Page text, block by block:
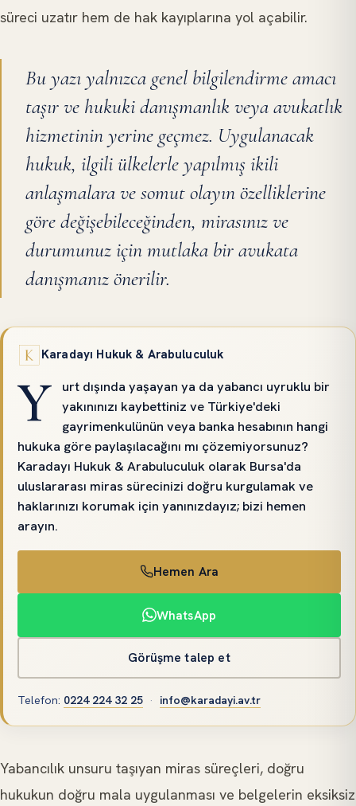
süreci uzatır hem de hak kayıplarına yol açabilir.
Bu yazı yalnızca genel bilgilendirme amacı
taşır ve hukuki danışmanlık veya avukatlık
hizmetinin yerine geçmez. Uygulanacak
hukuk, ilgili ülkelerle yapılmış ikili
anlaşmalara ve somut olayın özelliklerine
göre değişebileceğinden, mirasınız ve
durumunuz için mutlaka bir avukata
danışmanız önerilir.
Karadayı Hukuk & Arabuluculuk
Y
urt dışında yaşayan ya da yabancı uyruklu bir
yakınınızı kaybettiniz ve Türkiye'deki
gayrimenkulünün veya banka hesabının hangi
hukuka göre paylaşılacağını mı çözemiyorsunuz?
Karadayı Hukuk & Arabuluculuk olarak Bursa'da
uluslararası miras sürecinizi doğru kurgulamak ve
haklarınızı korumak için yanınızdayız; bizi hemen
arayın.
Hemen Ara
WhatsApp
Görüşme talep et
Telefon: 0224 224 32 25 · info@karadayi.av.tr
Yabancılık unsuru taşıyan miras süreçleri, doğru
hukukun doğru mala uygulanması ve belgelerin eksiksiz